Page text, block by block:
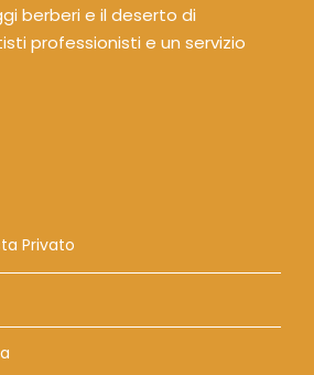
berberi e il deserto di
professionisti e un servizio
Privato